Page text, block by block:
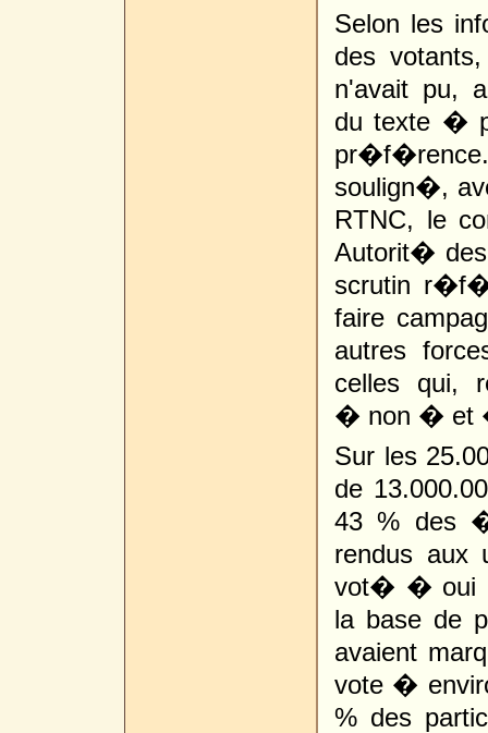
Selon les
des
n'avait pu,
du texte �
soulign�,
RTNC, le
Autorit�
scrutin
faire
autres
celles qui,
� non � et
Sur les
de
43 % des
rendus aux
vot� � oui
la base de
avaient
vote �
% des